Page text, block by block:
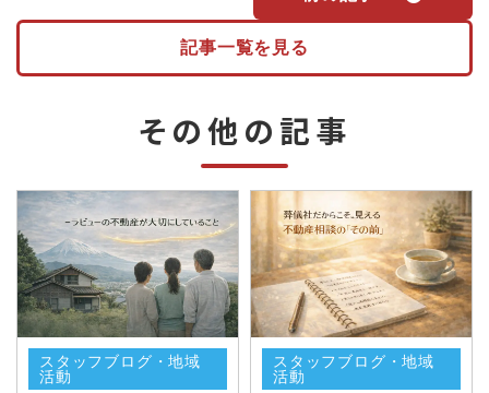
記事一覧を見る
その他の記事
スタッフブログ・地域
活動
スタッフブログ・地域
活動